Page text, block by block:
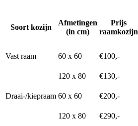
Soort kozijn
Afmetingen
(in cm)
Prijs
raamkozijn
Vast raam 60 x 60 €100,-
120 x 80 €130,-
Draai-/kiepraam 60 x 60 €200,-
120 x 80 €290,-